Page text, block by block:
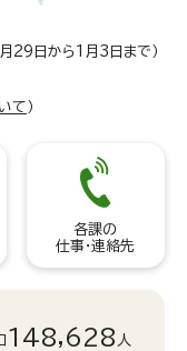
月29日から1月3日まで）
て ）
各課の
仕事・連絡先
148,628 人